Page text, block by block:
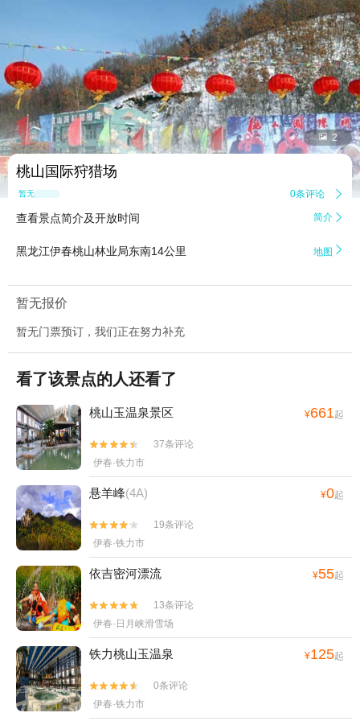
 2
桃山国际狩猎场
暂无点评 0条评论 
查看景点简介及开放时间 简介 
黑龙江伊春桃山林业局东南14公里 地图 
暂无报价
暂无门票预订，我们正在努力补充
看了该景点的人还看了
桃山玉温泉景区 ¥661起


37条评论
伊春·铁力市
悬羊峰(4A) ¥0起


19条评论
伊春·铁力市
依吉密河漂流 ¥55起


13条评论
伊春·日月峡滑雪场
铁力桃山玉温泉 ¥125起


0条评论
伊春·铁力市